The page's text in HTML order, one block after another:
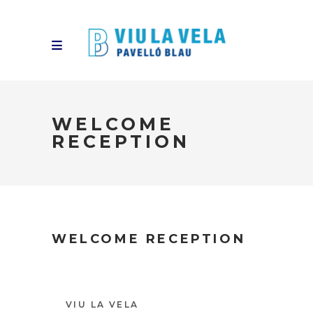
WELCOME
RECEPTION
WELCOME RECEPTION
VIU LA VELA